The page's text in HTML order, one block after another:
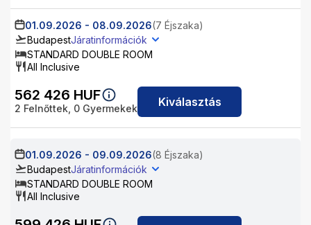
01.09.2026 - 08.09.2026(7 Éjszaka)
BudapestJáratinformációk
STANDARD DOUBLE ROOM
All Inclusive
562 426 HUF
2 Felnőttek, 0 Gyermekek Kiválasztás
01.09.2026 - 09.09.2026(8 Éjszaka)
BudapestJáratinformációk
STANDARD DOUBLE ROOM
All Inclusive